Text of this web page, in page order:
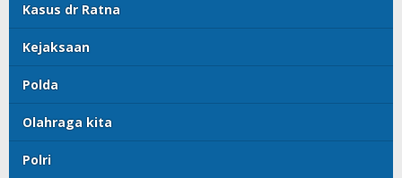
Kasus dr Ratna
Kejaksaan
Polda
Olahraga kita
Polri